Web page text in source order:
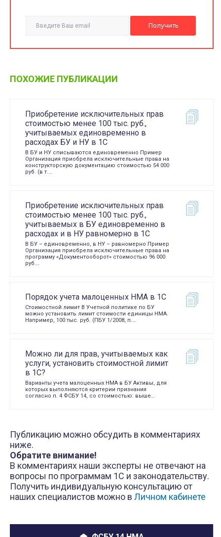
ПОХОЖИЕ ПУБЛИКАЦИИ
Приобретение исключительных прав
стоимостью менее 100 тыс. руб.,
учитываемых единовременно в
расходах БУ и НУ в 1С
В БУ и НУ списываются единовременно Пример
Организация приобрела исключительные права на
конструкторскую документацию стоимостью 54 000
руб. (в т.…
Приобретение исключительных прав
стоимостью менее 100 тыс. руб.,
учитываемых в БУ единовременно в
расходах и в НУ равномерно в 1С
В БУ – единовременно, в НУ – равномерно Пример
Организация приобрела исключительные права на
программу «Документооборот» стоимостью 96 000
руб.…
Порядок учета малоценных НМА в 1С
Стоимостной лимит В Учетной политике по БУ
можно установить лимит стоимости единицы НМА.
Например, 100 тыс. руб. (ПБУ 1/2008, п.…
Можно ли для прав, учитываемых как
услуги, установить стоимостной лимит
в 1С?
Варианты учета малоценных НМА в БУ Активы, для
которых выполняются критерии признания
согласно п. 4 ФСБУ 14, со стоимостью: выше…
Публикацию можно обсудить в комментариях
ниже.
Обратите внимание!
В комментариях наши эксперты не отвечают на
вопросы по программам 1С и законодательству.
Получить индивидуальную консультацию от
наших специалистов можно в Личном кабинете